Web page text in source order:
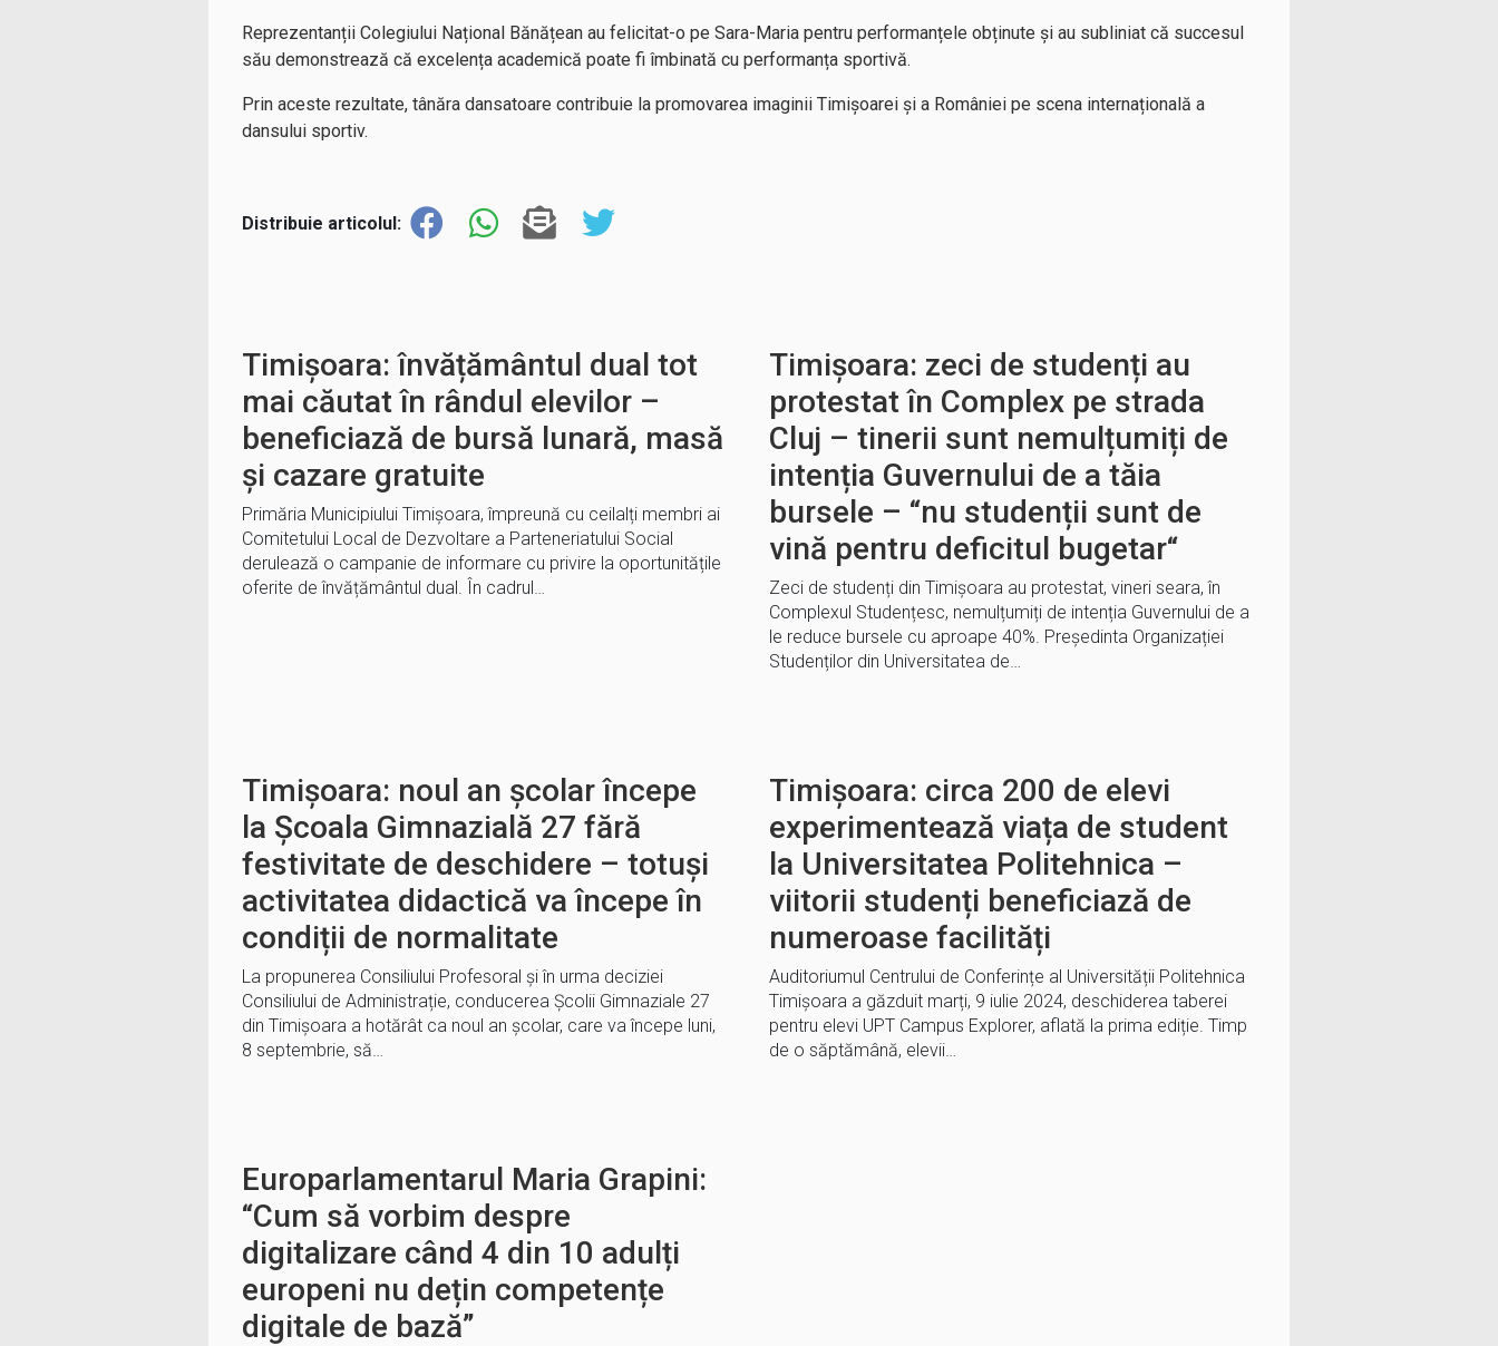
Reprezentanții Colegiului Național Bănățean au felicitat-o pe Sara-Maria pentru performanțele obținute și au subliniat că succesul
său demonstrează că excelența academică poate fi îmbinată cu performanța sportivă.
Prin aceste rezultate, tânăra dansatoare contribuie la promovarea imaginii Timișoarei și a României pe scena internațională a
dansului sportiv.
Distribuie articolul:
Timișoara: învățământul dual tot
mai căutat în rândul elevilor –
beneficiază de bursă lunară, masă
și cazare gratuite
Primăria Municipiului Timișoara, împreună cu ceilalți membri ai
Comitetului Local de Dezvoltare a Parteneriatului Social
derulează o campanie de informare cu privire la oportunitățile
oferite de învățământul dual. În cadrul…
Timișoara: zeci de studenți au
protestat în Complex pe strada
Cluj – tinerii sunt nemulțumiți de
intenția Guvernului de a tăia
bursele – “nu studenții sunt de
vină pentru deficitul bugetar“
Zeci de studenți din Timișoara au protestat, vineri seara, în
Complexul Studențesc, nemulțumiți de intenția Guvernului de a
le reduce bursele cu aproape 40%. Președinta Organizației
Studenților din Universitatea de…
Timișoara: noul an școlar începe
la Școala Gimnazială 27 fără
festivitate de deschidere – totuși
activitatea didactică va începe în
condiții de normalitate
La propunerea Consiliului Profesoral și în urma deciziei
Consiliului de Administrație, conducerea Școlii Gimnaziale 27
din Timișoara a hotărât ca noul an școlar, care va începe luni,
8 septembrie, să…
Timișoara: circa 200 de elevi
experimentează viața de student
la Universitatea Politehnica –
viitorii studenți beneficiază de
numeroase facilități
Auditoriumul Centrului de Conferințe al Universității Politehnica
Timișoara a găzduit marți, 9 iulie 2024, deschiderea taberei
pentru elevi UPT Campus Explorer, aflată la prima ediție. Timp
de o săptămână, elevii…
Europarlamentarul Maria Grapini:
“Cum să vorbim despre
digitalizare când 4 din 10 adulți
europeni nu dețin competențe
digitale de bază”